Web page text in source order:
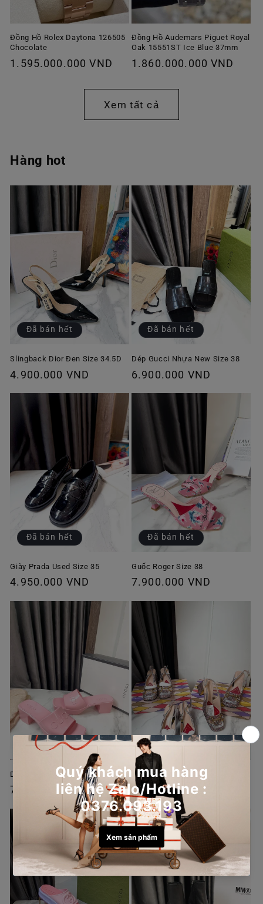
Đồng Hồ Rolex Daytona 126505
Chocolate
Giá
1.595.000.000 VND
Đồng Hồ Audemars Piguet Royal
Oak 15551ST Ice Blue 37mm
Giá
thường
1.860.000.000 VND
Xem tất cả
Hàng hot
Đã bán hết
Slingback Dior Đen Size 34.5D
Giá
thường
4.900.000 VND
Đã bán hết
Dép Gucci Nhựa New Size 38
Giá
6.900.000 VND
Đã bán hết
Giày Prada Used Size 35
Giá
thường
4.950.000 VND
Đã bán hết
Guốc Roger Size 38
Giá
thường
7.900.000 VND
Dép Nhựa Gucci Hồng New
Giá
7.750.000 VND
Slingback Gucci Lấp Lánh
Giá
thông
thường
9.950.000 VND